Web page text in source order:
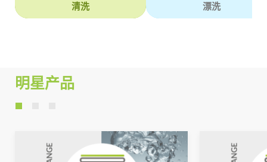
清洗 漂洗
明星产品